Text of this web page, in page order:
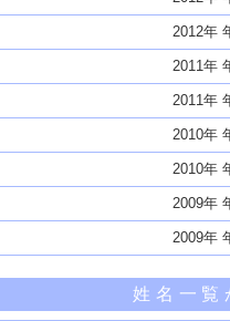
2012年
2011年
2011年
2010年
2010年
2009年
2009年
姓名一覧